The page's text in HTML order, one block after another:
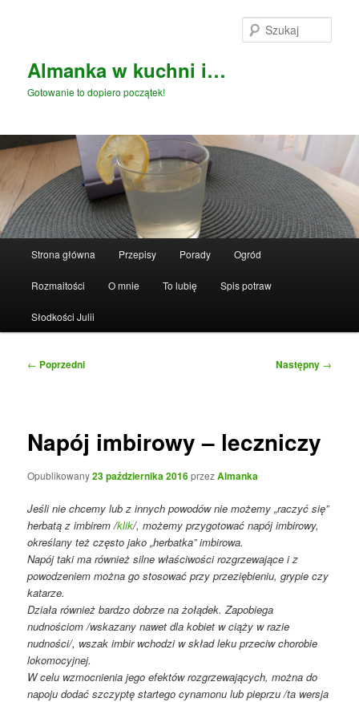
Almanka w kuchni i…
Gotowanie to dopiero początek!
Strona główna Przepisy Porady Ogród
Rozmaitości O mnie To lubię Spis potraw
Słodkości Julii
Nawigacja
← Poprzedni Następny →
Napój imbirowy – leczniczy
Opublikowany23 października 2016przezAlmanka
Jeśli nie chcemy lub z innych powodów nie możemy „raczyć się”
herbatą z imbirem /klik/, możemy przygotować napój imbirowy,
określany też często jako „herbatka” imbirowa.
Napój taki ma również silne właściwości rozgrzewające i z
powodzeniem można go stosować przy przeziębieniu, grypie czy
katarze.
Działa również bardzo dobrze na żołądek. Zapobiega
nudnościom /wskazany nawet dla kobiet w ciąży w razie
nudności/, wszak imbir wchodzi w skład leku przeciw chorobie
lokomocyjnej.
W celu wzmocnienia jego efektów rozgrzewających, można do
napoju dodać szczyptę startego cynamonu lub pieprzu /ta wersja